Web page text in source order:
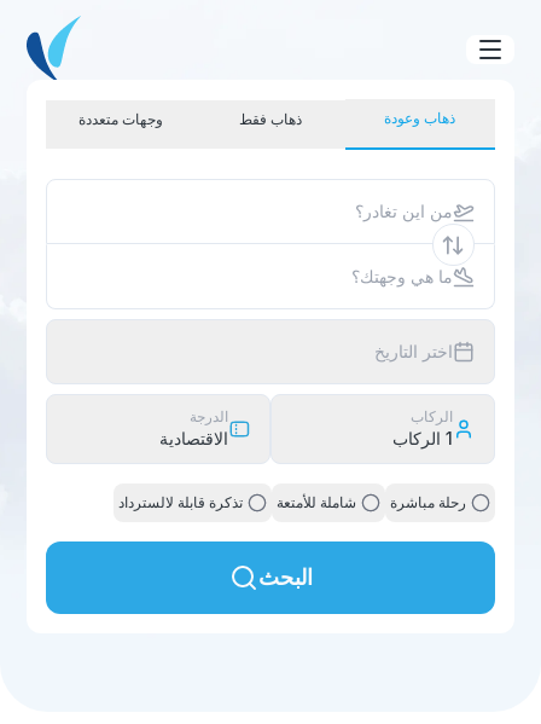
ذهاب وعودة ذهاب فقط وجهات متعددة
من اين تغادر؟
ما هي وجهتك؟
اختر التاريخ
الركاب
1 الركاب
الدرجة
الاقتصادية
رحلة مباشرة شاملة للأمتعة تذكرة قابلة لالسترداد
البحث